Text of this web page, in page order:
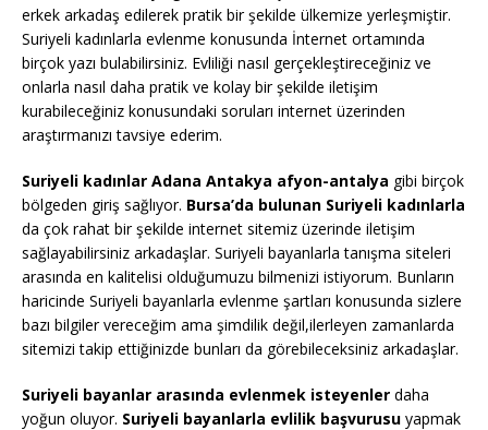
erkek arkadaş edilerek pratik bir şekilde ülkemize yerleşmiştir.
Suriyeli kadınlarla evlenme konusunda İnternet ortamında
birçok yazı bulabilirsiniz. Evliliği nasıl gerçekleştireceğiniz ve
onlarla nasıl daha pratik ve kolay bir şekilde iletişim
kurabileceğiniz konusundaki soruları internet üzerinden
araştırmanızı tavsiye ederim.
Suriyeli kadınlar Adana Antakya afyon-antalya gibi birçok
bölgeden giriş sağlıyor. Bursa’da bulunan Suriyeli kadınlarla
da çok rahat bir şekilde internet sitemiz üzerinde iletişim
sağlayabilirsiniz arkadaşlar. Suriyeli bayanlarla tanışma siteleri
arasında en kalitelisi olduğumuzu bilmenizi istiyorum. Bunların
haricinde Suriyeli bayanlarla evlenme şartları konusunda sizlere
bazı bilgiler vereceğim ama şimdilik değil,ilerleyen zamanlarda
sitemizi takip ettiğinizde bunları da görebileceksiniz arkadaşlar.
Suriyeli bayanlar arasında evlenmek isteyenler daha
yoğun oluyor. Suriyeli bayanlarla evlilik başvurusu yapmak